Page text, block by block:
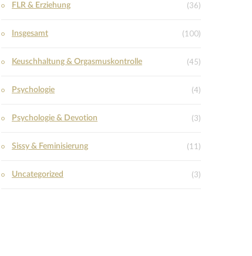
FLR & Erziehung (36)
Insgesamt (100)
Keuschhaltung & Orgasmuskontrolle (45)
Psychologie (4)
Psychologie & Devotion (3)
Sissy & Feminisierung (11)
Uncategorized (3)